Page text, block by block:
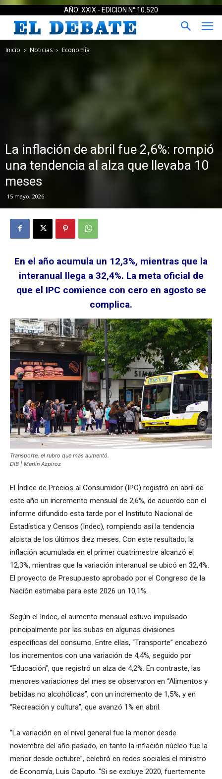
AÑO: XXIX - EDICION N°:10.520
Inicio Noticias Economía
La inflación de abril fue 2,6%: rompió
una tendencia al alza que llevaba 10
meses
15 mayo, 2026
En el año acumula un 12,3%, mientras que la
interanual llega a 32,4%. La meta oficial de
que el IPC comience con cero en agosto se
complica.
Transporte, el rubro que más aumentó.
DIB | Merlín Azpiroz
El Índice de Precios al Consumidor (IPC) registró en abril de
este año un incremento mensual de 2,6%, de acuerdo con el
informe difundido esta tarde por el Instituto Nacional de
Estadística y Censos (Indec), rompiendo así la tendencia
alcista de los últimos diez meses. Con este resultado, la
inflación acumulada en el primer cuatrimestre alcanzó el
12,3%, mientras que la variación interanual se ubicó en 32,4%.
El proyecto de Presupuesto aprobado por el Congreso de la
Nación estimaba para este 2026 un 10,1%.
Según el Indec, el aumento mensual estuvo impulsado
principalmente por las subas en algunas divisiones
específicas del consumo. Entre ellas, “Transporte” encabezó
los incrementos con una variación de 4,4%, seguido por
“Educación”, que registró un alza de 4,2%. En contraste, las
menores variaciones del mes se observaron en “Alimentos y
bebidas no alcohólicas”, con un incremento de 1,5%, y en
“Recreación y cultura”, que avanzó 1% en abril.
“La variación en el nivel general fue la menor desde
noviembre del año pasado, en tanto la inflación núcleo fue la
menor desde octubre”, celebró en redes sociales el ministro
de Economía, Luis Caputo. “Si se excluye 2020, fuertemente